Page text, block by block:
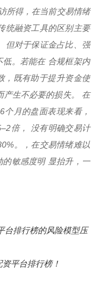
所得，在当前交易情绪
统融资工具的区别主要
但对于保证金占比、强
。若能在 合规框架内
，既有助于提升资金使
产生不必要的损失。 在
月的盘面表现来看，
倍， 没有明确交易计
。，在交易情绪难以
敏感度明 显抬升，一
台排行榜的风险模型压
平台排行榜！